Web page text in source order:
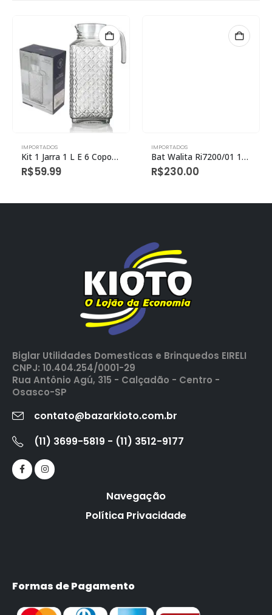
IMPORTADOS
Kit 1 Jarra 1 L E 6 Copos 230 Ml Vidro
R$59.99
IMPORTADOS
Bat Walita Ri7200/01 127v
R$230.00
Biglar Utilidades Domesticas e Brinquedos EIRELI
CNPJ: 10.404.254/0001-29
Rua Antônio Agú, 315 - Calçadão - Centro -
Osasco-SP
contato@bazarkioto.com.br
(11) 3699-5819 - (11) 3512-9177
Navegação
Política Privacidade
Formas de Pagamento